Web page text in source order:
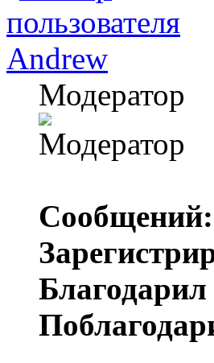
Andrew
Модератор
Сообщений:
Благодарил